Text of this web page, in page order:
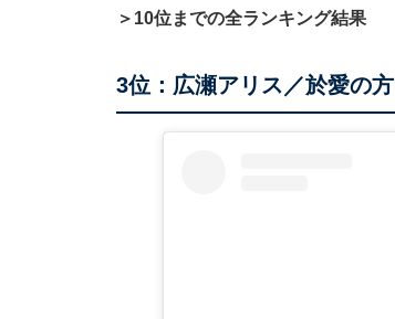
＞10位までの全ランキング結果
3位：広瀬アリス／於愛の方